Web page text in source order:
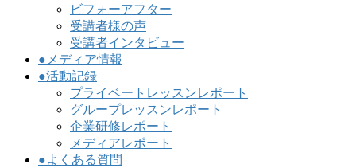
ビフォーアフター
受講者様の声
受講者インタビュー
●メディア情報
●活動記録
プライベートレッスンレポート
グループレッスンレポート
企業研修レポート
メディアレポート
●よくある質問